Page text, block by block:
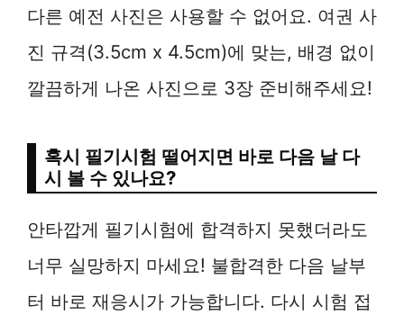
다른 예전 사진은 사용할 수 없어요. 여권 사
진 규격(3.5cm x 4.5cm)에 맞는, 배경 없이
깔끔하게 나온 사진으로 3장 준비해주세요!
혹시 필기시험 떨어지면 바로 다음 날 다
시 볼 수 있나요?
안타깝게 필기시험에 합격하지 못했더라도
너무 실망하지 마세요! 불합격한 다음 날부
터 바로 재응시가 가능합니다. 다시 시험 접